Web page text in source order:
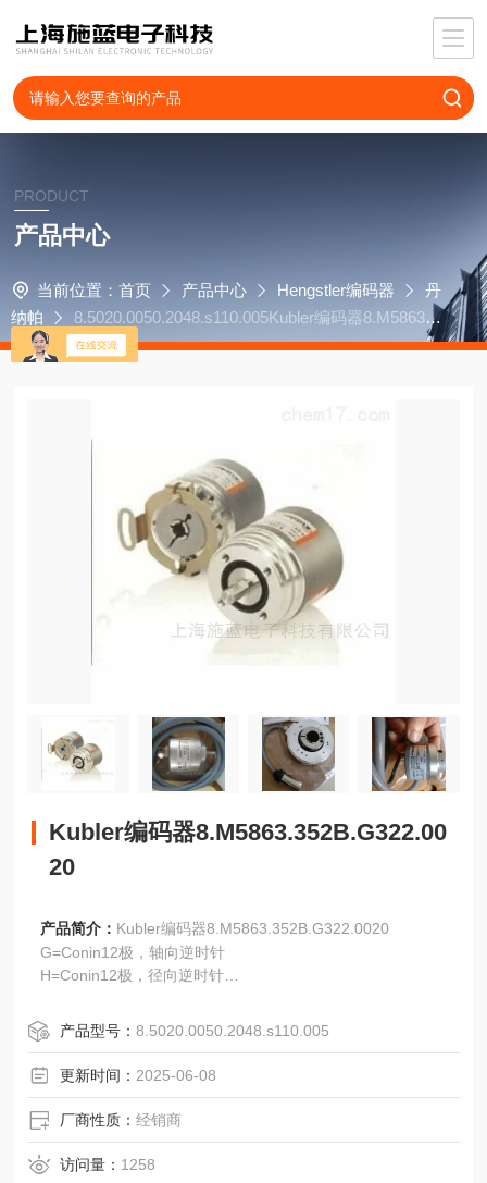
PRODUCT
产品中心
当前位置： 首页 产品中心 Hengstler编码器
丹
纳帕
8.5020.0050.2048.s110.005Kubler编码器8.M5863.3
52B.G322.0020
Kubler编码器8.M5863.352B.G322.00
20
产品简介： Kubler编码器8.M5863.352B.G322.0020
G=Conin12极，轴向逆时针
H=Conin12极，径向逆时针
8=M12,8极，径向
Z=总线置亮，3个电缆密封套
T二总线置壳，4极w插头(用于tico显示器)+2个电缆密封套
产品型号：8.5020.0050.2048.s110.005
更新时间： 2025-06-08
厂商性质：经销商
访问量： 1258